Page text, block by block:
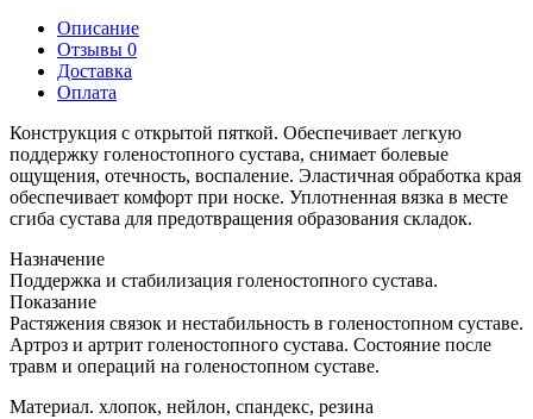
Описание
Отзывы 0
Доставка
Оплата
Конструкция с открытой пяткой. Обеспечивает легкую
поддержку голеностопного сустава, снимает болевые
ощущения, отечность, воспаление. Эластичная обработка края
обеспечивает комфорт при носке. Уплотненная вязка в месте
сгиба сустава для предотвращения образования складок.
Назначение
Поддержка и стабилизация голеностопного сустава.
Показание
Растяжения связок и нестабильность в голеностопном суставе.
Артроз и артрит голеностопного сустава. Состояние после
травм и операций на голеностопном суставе.
Материал. хлопок, нейлон, спандекс, резина